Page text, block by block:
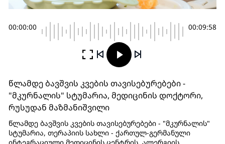
00:00:00 00:09:58
წლამდე ბავშვის კვების თავისებურებები -
"მკურნალის" სტუმარია, მედიცინის დოქტორი,
რუსუდან მაზმანიშვილი
წლამდე ბავშვის კვების თავისებურებები - "მკურნალის"
სტუმარია, თერაპიის სახლი - ქართულ-გერმანული